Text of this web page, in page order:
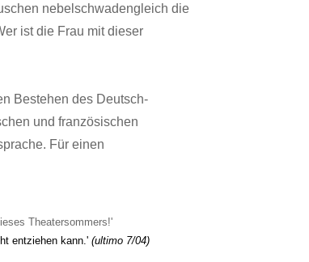
nebelschwadengleich die
ist die Frau mit dieser
Bestehen des Deutsch-
und französischen
Für einen
Theatersommers!'
entziehen kann.' (ultimo 7/04)